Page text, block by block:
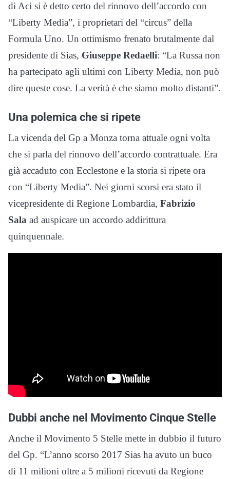
di Aci si è detto certo del rinnovo dell’accordo con
“Liberty Media”, i proprietari del “circus” della
Formula Uno. Un ottimismo frenato brutalmente dal
presidente di Sias, Giuseppe Redaelli: “La Russa non
ha partecipato agli ultimi con Liberty Media, non può
dire queste cose. La verità è che siamo molto distanti”.
Una polemica che si ripete
La vicenda del Gp a Monza torna attuale ogni volta
che si parla del rinnovo dell’accordo contrattuale. Era
già accaduto con Ecclestone e la storia si ripete ora
con “Liberty Media”. Nei giorni scorsi era stato il
vicepresidente di Regione Lombardia, Fabrizio
Sala ad auspicare un accordo addirittura
quinquennale.
Dubbi anche nel Movimento Cinque Stelle
Anche il Movimento 5 Stelle mette in dubbio il futuro
del Gp. “L’anno scorso 2017 Sias ha avuto un buco
di 11 milioni oltre a 5 milioni ricevuti da Regione